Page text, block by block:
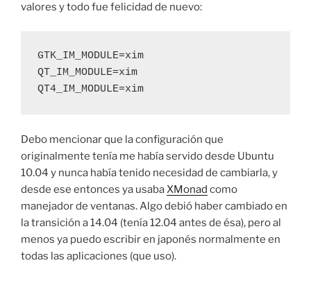
valores y todo fue felicidad de nuevo:
GTK_IM_MODULE=xim
QT_IM_MODULE=xim
QT4_IM_MODULE=xim
Debo mencionar que la configuración que
originalmente tenía me había servido desde Ubuntu
10.04 y nunca había tenido necesidad de cambiarla, y
desde ese entonces ya usaba XMonad como
manejador de ventanas. Algo debió haber cambiado en
la transición a 14.04 (tenía 12.04 antes de ésa), pero al
menos ya puedo escribir en japonés normalmente en
todas las aplicaciones (que uso).